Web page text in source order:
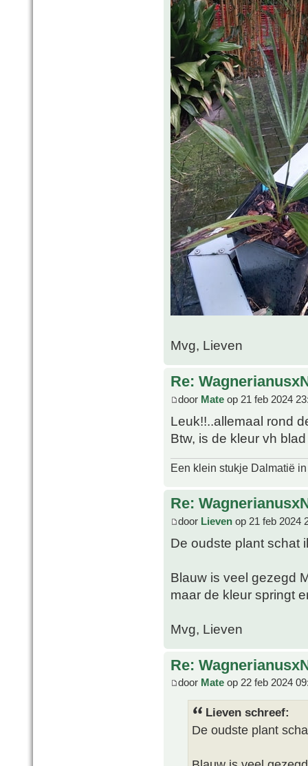
Mvg, Lieven
Re:
door Mate op 21 feb 2024
Leuk!!..allemaal rond
Btw, is de kleur vh
Een klein stukje Dalmatië
Re:
door Lieven op 21 feb 2024
De oudste plant schat
Blauw is veel gezegd
maar de kleur springt
Mvg, Lieven
Re:
door Mate op 22 feb 2024
Lieven schreef:
De oudste plant